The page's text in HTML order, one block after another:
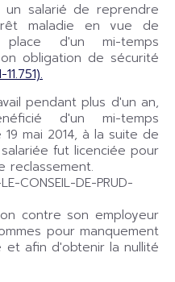
salarié de reprendre
maladie en vue de
d'un mi-temps
obligation de sécurité
pendant plus d'un an,
d'un mi-temps
mai 2014, à la suite de
fut licenciée pour
reclassement.
CONSEIL-DE-PRUD-
contre son employeur
pour manquement
afin d'obtenir la nullité